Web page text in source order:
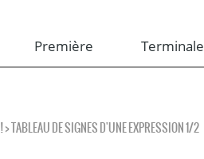
Première Terminale
> TABLEAU DE SIGNES D'UNE EXPRESSION 1/2